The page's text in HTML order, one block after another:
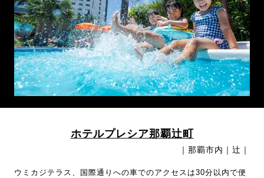
ホテルプレシア那覇辻町
｜那覇市内｜辻｜
ウミカジテラス、国際通りへの車でのアクセスは30分以内で便